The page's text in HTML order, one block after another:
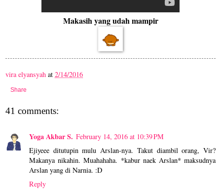
Makasih yang udah mampir
vira elyansyah at 2/14/2016
Share
41 comments:
Yoga Akbar S. February 14, 2016 at 10:39 PM
Ejiyeee ditutupin mulu Arslan-nya. Takut diambil orang, Vir?
Makanya nikahin. Muahahaha. *kabur naek Arslan* maksudnya
Arslan yang di Narnia. :D
Reply